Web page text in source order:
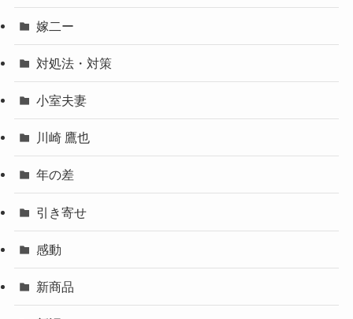
嫁二ー
対処法・対策
小室夫妻
川崎 鷹也
年の差
引き寄せ
感動
新商品